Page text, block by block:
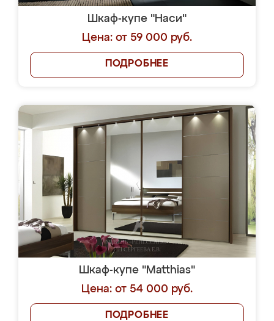
Шкаф-купе "Наси"
Цена: от 59 000 руб.
ПОДРОБНЕЕ
Шкаф-купе "Matthias"
Цена: от 54 000 руб.
ПОДРОБНЕЕ